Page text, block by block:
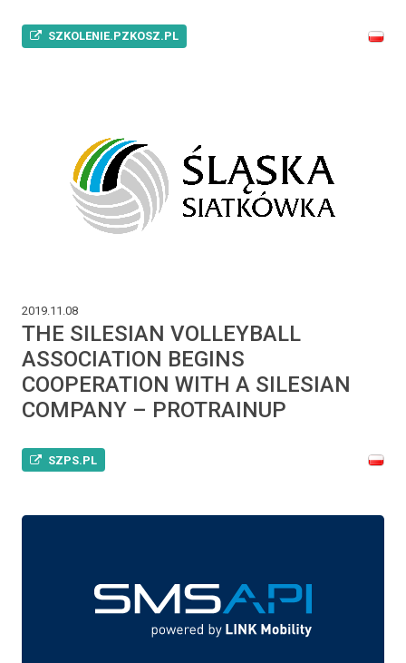
SZKOLENIE.PZKOSZ.PL
2019.11.08
THE SILESIAN VOLLEYBALL
ASSOCIATION BEGINS
COOPERATION WITH A SILESIAN
COMPANY – PROTRAINUP
SZPS.PL